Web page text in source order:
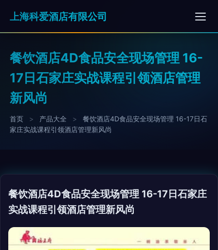
上海科爱酒店有限公司
餐饮酒店4D食品安全现场管理 16-
17日石家庄实战课程引领酒店管理
新风尚
首页 > 产品大全 >
餐饮酒店4D食品安全现场管理 16-17日石
家庄实战课程引领酒店管理新风尚
餐饮酒店4D食品安全现场管理 16-17日石家庄
实战课程引领酒店管理新风尚